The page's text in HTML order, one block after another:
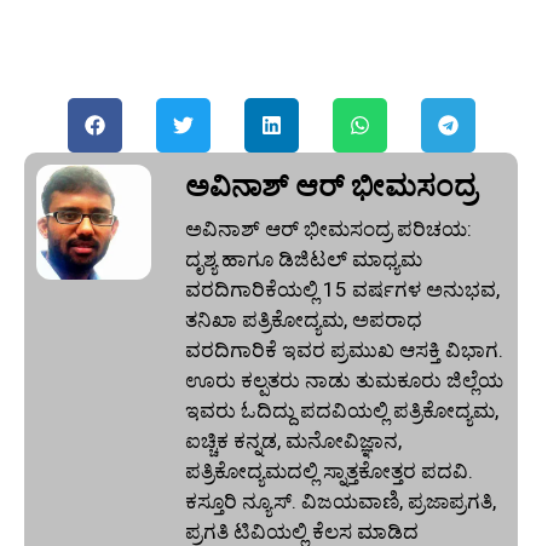
ಅವಿನಾಶ್‌ ಆರ್‌ ಭೀಮಸಂದ್ರ
ಅವಿನಾಶ್‌ ಆರ್‌ ಭೀಮಸಂದ್ರ ಪರಿಚಯ:
ದೃಶ್ಯ ಹಾಗೂ ಡಿಜಿಟಲ್ ಮಾಧ್ಯಮ
ವರದಿಗಾರಿಕೆಯಲ್ಲಿ 15 ವರ್ಷಗಳ ಅನುಭವ,
ತನಿಖಾ ಪತ್ರಿಕೋದ್ಯಮ, ಅಪರಾಧ
ವರದಿಗಾರಿಕೆ ಇವರ ಪ್ರಮುಖ ಆಸಕ್ತಿ ವಿಭಾಗ.
ಊರು ಕಲ್ಪತರು ನಾಡು ತುಮಕೂರು ಜಿಲ್ಲೆಯ
ಇವರು ಓದಿದ್ದು ಪದವಿಯಲ್ಲಿ ಪತ್ರಿಕೋದ್ಯಮ,
ಐಚ್ಚಿಕ ಕನ್ನಡ, ಮನೋವಿಜ್ಞಾನ,
ಪತ್ರಿಕೋದ್ಯಮದಲ್ಲಿ ಸ್ನಾತ್ತಕೋತ್ತರ ಪದವಿ.
ಕಸ್ತೂರಿ ನ್ಯೂಸ್‌. ವಿಜಯವಾಣಿ, ಪ್ರಜಾಪ್ರಗತಿ,
ಪ್ರಗತಿ ಟಿವಿಯಲ್ಲಿ ಕೆಲಸ ಮಾಡಿದ